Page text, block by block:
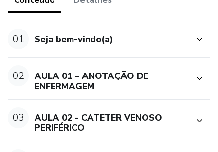
01 ​Seja bem-vindo(a)
02
AULA 01 – ANOTAÇÃO DE
ENFERMAGEM
03
AULA 02 - CATETER VENOSO
PERIFÉRICO